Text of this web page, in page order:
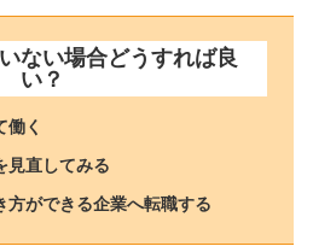
ない場合どうすれば良
い？
働く
見直してみる
方ができる企業へ転職する